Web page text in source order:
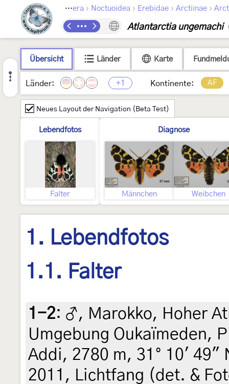
Lepidoptera › Noctuoidea › Erebidae › Arctiinae ›
Atlantarctia ungemachi
Übersicht Länder Karte
Länder: +1 Kontinente: AF
Neues Layout der Navigation (Beta Test)
Lebendfotos
Falter
Diagnose
Männchen Weibchen
1. Lebendfotos
1.1. Falter
1-2: ♂, Marokko, Hoher
Umgebung Oukaïmeden,
Addi, 2780 m, 31° 10' 49"
2011, Lichtfang (det. &